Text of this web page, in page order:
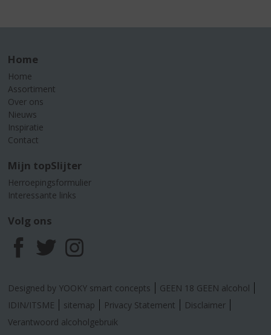
Home
Home
Assortiment
Over ons
Nieuws
Inspiratie
Contact
Mijn topSlijter
Herroepingsformulier
Interessante links
Volg ons
F
a
c
T
w
i
I
n
s
Designed by YOOKY smart concepts
GEEN 18 GEEN alcohol
IDIN/ITSME
sitemap Privacy Statement
Disclaimer
Verantwoord alcoholgebruik